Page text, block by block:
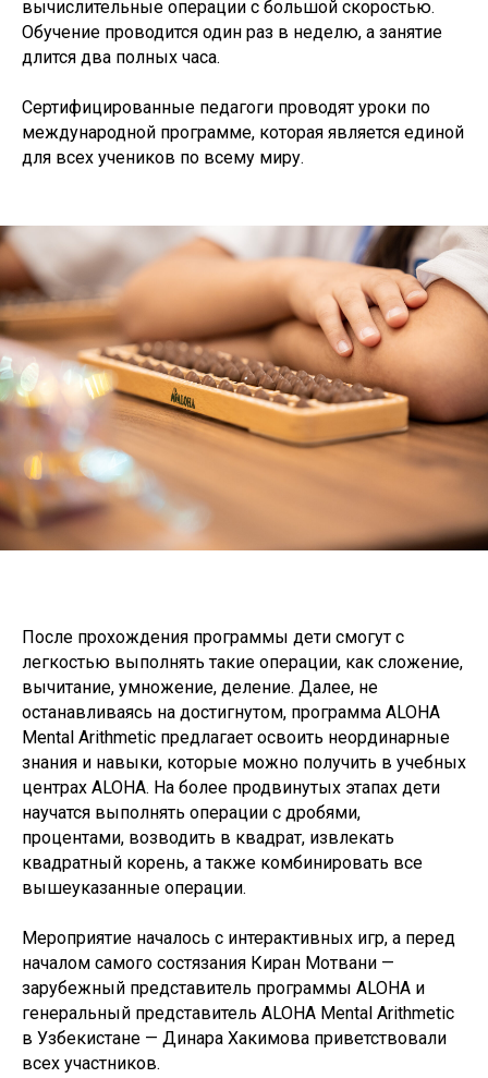
вычислительные операции с большой скоростью.
Обучение проводится один раз в неделю, а занятие
длится два полных часа.
Сертифицированные педагоги проводят уроки по
международной программе, которая является единой
для всех учеников по всему миру.
После прохождения программы дети смогут с
легкостью выполнять такие операции, как сложение,
вычитание, умножение, деление. Далее, не
останавливаясь на достигнутом, программа ALOHA
Mental Arithmetic предлагает освоить неординарные
знания и навыки, которые можно получить в учебных
центрах ALOHA. На более продвинутых этапах дети
научатся выполнять операции с дробями,
процентами, возводить в квадрат, извлекать
квадратный корень, а также комбинировать все
вышеуказанные операции.
Мероприятие началось с интерактивных игр, а перед
началом самого состязания Киран Мотвани —
зарубежный представитель программы ALOHA и
генеральный представитель ALOHA Mental Arithmetic
в Узбекистане — Динара Хакимова приветствовали
всех участников.